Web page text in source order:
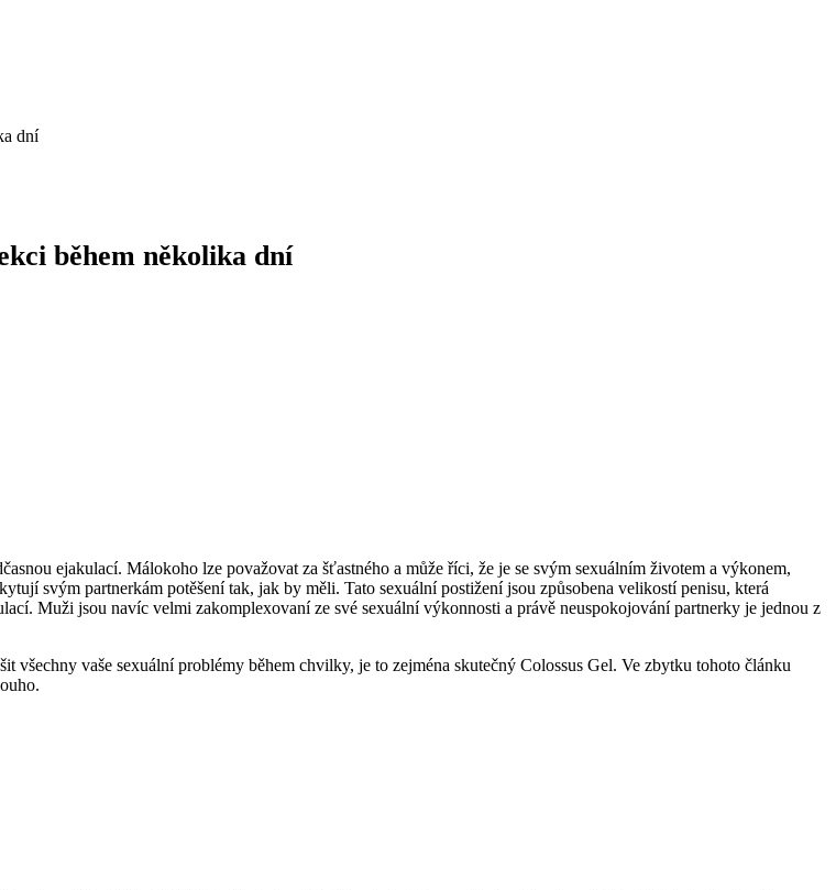
dní
během několika dní
ejakulací. Málokoho lze považovat za šťastného a může říci, že je se svým sexuálním životem a výkonem,
svým partnerkám potěšení tak, jak by měli. Tato sexuální postižení jsou způsobena velikostí penisu, která
Muži jsou navíc velmi zakomplexovaní ze své sexuální výkonnosti a právě neuspokojování partnerky je jednou z
vaše sexuální problémy během chvilky, je to zejména skutečný Colossus Gel. Ve zbytku tohoto článku